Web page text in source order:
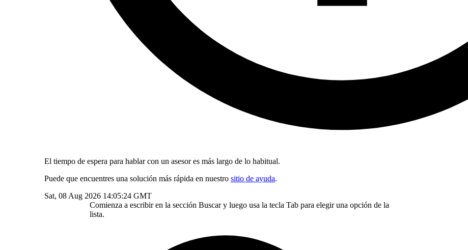
El tiempo de espera para hablar con un asesor es más largo de lo habitual.
Puede que encuentres una solución más rápida en nuestro sitio de ayuda.
Sat, 08 Aug 2026 14:05:24 GMT
Comienza a escribir en la sección Buscar y luego usa la tecla Tab para elegir una opción de la
lista.